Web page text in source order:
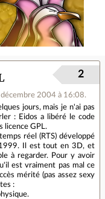
décembre 2004 à 16:08.
2
jours, mais je n'ai pas
: Eidos a libéré le code
licence GPL.
réel (RTS) développé
Il est tout en 3D, et
à regarder. Pour y avoir
est vraiment pas mal ce
mérité (pas assez sexy
: